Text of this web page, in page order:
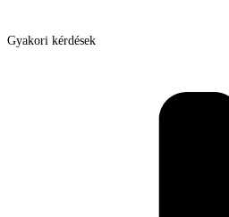
Gyakori kérdések